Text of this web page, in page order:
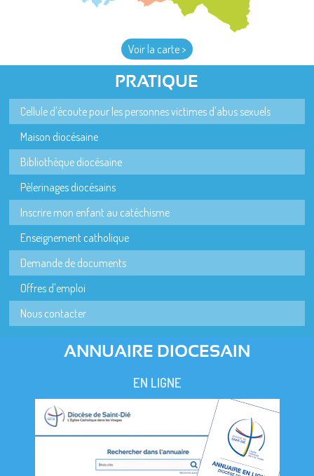
Voir la carte >
PRATIQUE
Cellule d'écoute pour les personnes victimes d'abus sexuels
Maison diocésaine
Bibliothèque diocésaine
Pèlerinages diocésains
Inscrire mon enfant au catéchisme
Enseignement catholique
Demande de documents
Offres d'emploi
Nous contacter
ANNUAIRE DIOCESAIN
EN LIGNE